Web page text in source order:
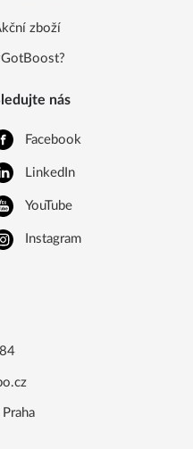
zboží
nás
Facebook
LinkedIn
YouTube
Instagram